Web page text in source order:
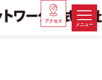
メニュー
アクセス